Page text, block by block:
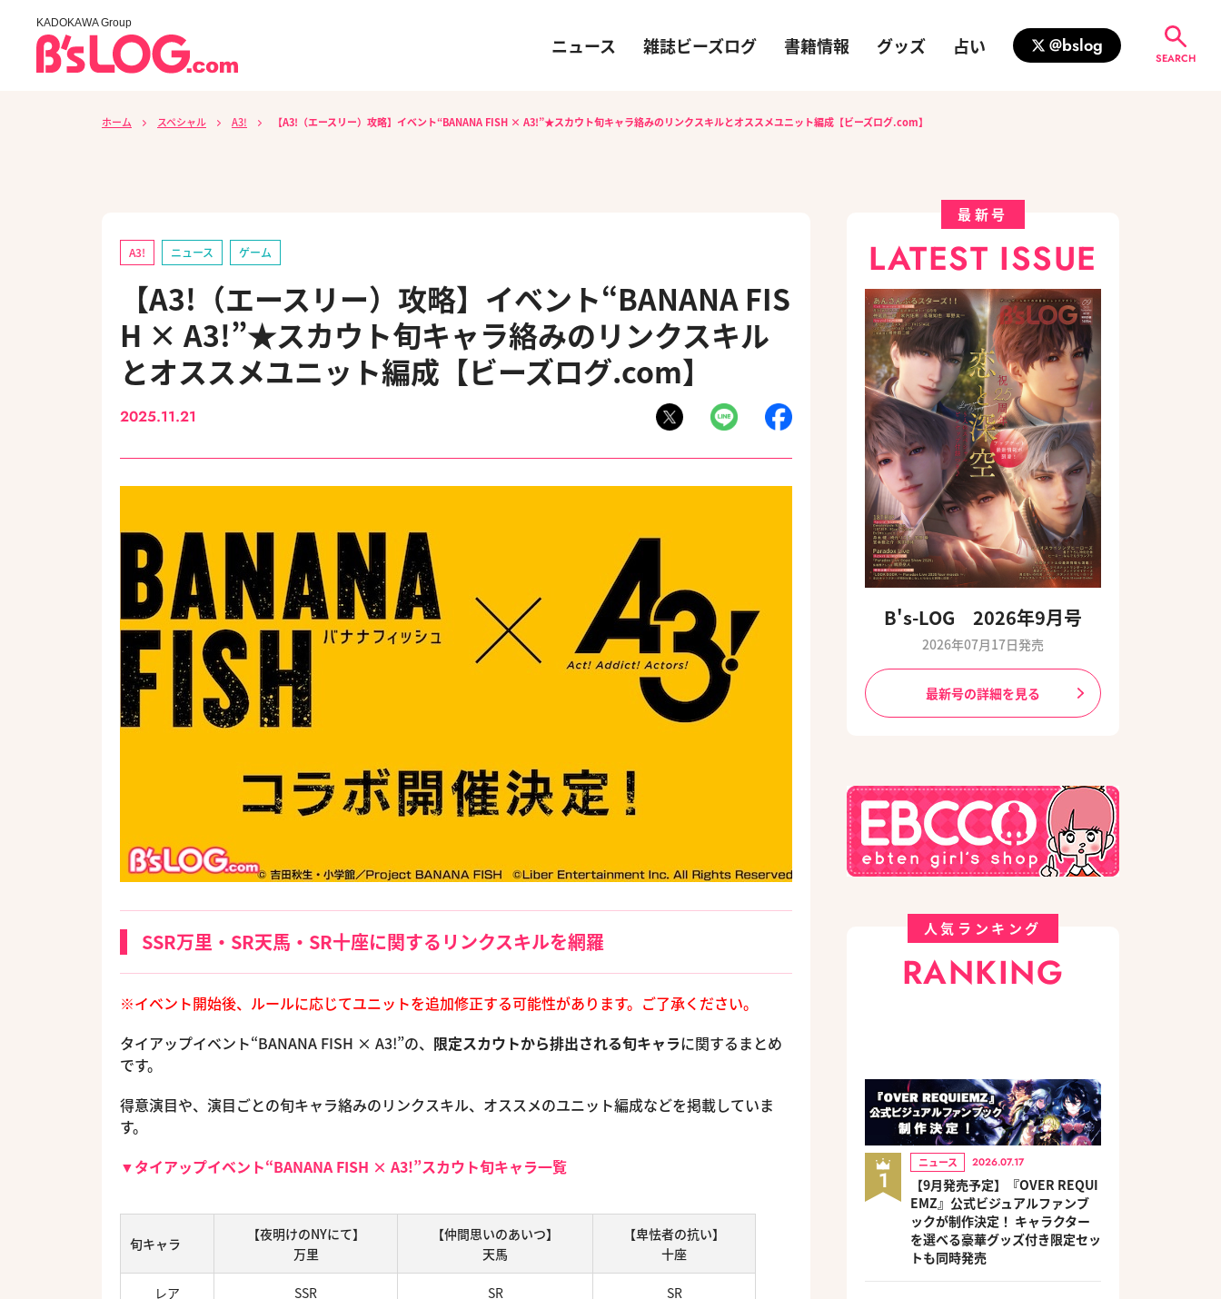
KADOKAWA Group
ニュース 雑誌ビーズログ 書籍情報 グッズ 占い @bslog
SEARCH
ホーム スペシャル A3! 【A3!（エースリー）攻略】イベント“BANANA FISH × A3!”★スカウト旬キャラ絡みのリンクスキルとオススメユニット編成【ビーズログ.com】
A3! ニュース ゲーム
【A3!（エースリー）攻略】イベント“BANANA FIS
H × A3!”★スカウト旬キャラ絡みのリンクスキル
とオススメユニット編成【ビーズログ.com】
2025.11.21
SSR万里・SR天馬・SR十座に関するリンクスキルを網羅
※イベント開始後、ルールに応じてユニットを追加修正する可能性があります。ご了承ください。
タイアップイベント“BANANA FISH × A3!”の、 限定スカウトから排出される旬キャラに関するまとめ
です。
得意演目や、演目ごとの旬キャラ絡みのリンクスキル、オススメのユニット編成などを掲載していま
す。
▼タイアップイベント“BANANA FISH × A3!”スカウト旬キャラ一覧
旬キャラ
【夜明けのNYにて】
万里
【仲間思いのあいつ】
天馬
【卑怯者の抗い】
十座
レア SSR SR SR
最新号
LATEST ISSUE
B's-LOG 2026年9月号
2026年07月17日発売
最新号の詳細を見る
人気ランキング
RANKING
1
ニュース 2026.07.17
【9月発売予定】『OVER REQUI
EMZ』公式ビジュアルファンブ
ックが制作決定！ キャラクター
を選べる豪華グッズ付き限定セッ
トも同時発売